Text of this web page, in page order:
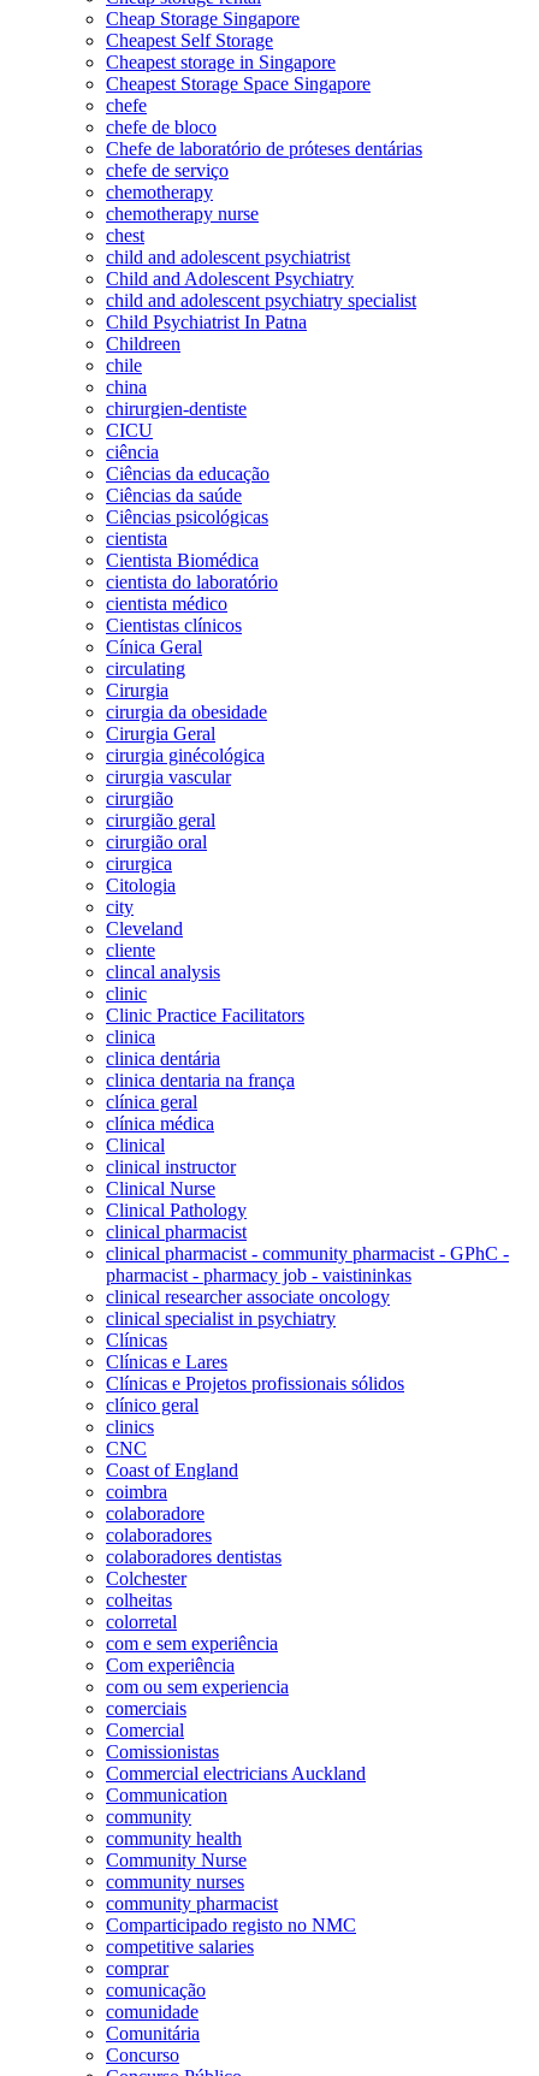
Cheap Storage Singapore
Cheapest Self Storage
Cheapest storage in Singapore
Cheapest Storage Space Singapore
chefe
chefe de bloco
Chefe de laboratório de próteses dentárias
chefe de serviço
chemotherapy
chemotherapy nurse
chest
child and adolescent psychiatrist
Child and Adolescent Psychiatry
child and adolescent psychiatry specialist
Child Psychiatrist In Patna
Childreen
chile
china
chirurgien-dentiste
CICU
ciência
Ciências da educação
Ciências da saúde
Ciências psicológicas
cientista
Cientista Biomédica
cientista do laboratório
cientista médico
Cientistas clínicos
Cínica Geral
circulating
Cirurgia
cirurgia da obesidade
Cirurgia Geral
cirurgia ginécológica
cirurgia vascular
cirurgião
cirurgião geral
cirurgião oral
cirurgica
Citologia
city
Cleveland
cliente
clincal analysis
clinic
Clinic Practice Facilitators
clinica
clinica dentária
clinica dentaria na frança
clínica geral
clínica médica
Clinical
clinical instructor
Clinical Nurse
Clinical Pathology
clinical pharmacist
clinical pharmacist - community pharmacist - GPhC -
pharmacist - pharmacy job - vaistininkas
clinical researcher associate oncology
clinical specialist in psychiatry
Clínicas
Clínicas e Lares
Clínicas e Projetos profissionais sólidos
clínico geral
clinics
CNC
Coast of England
coimbra
colaboradore
colaboradores
colaboradores dentistas
Colchester
colheitas
colorretal
com e sem experiência
Com experiência
com ou sem experiencia
comerciais
Comercial
Comissionistas
Commercial electricians Auckland
Communication
community
community health
Community Nurse
community nurses
community pharmacist
Comparticipado registo no NMC
competitive salaries
comprar
comunicação
comunidade
Comunitária
Concurso